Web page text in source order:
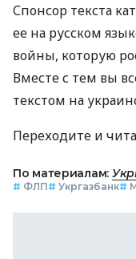
Спонсор текста
ее на русском
войны, которую
Вместе с тем вы
текстом на
Переходите и
По материалам:
# ФЛП# Укргазбанк#